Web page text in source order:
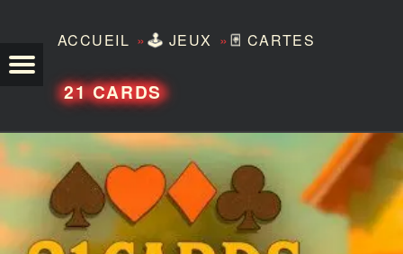
ACCUEIL »🕹️ JEUX »🃏 CARTES
21 CARDS